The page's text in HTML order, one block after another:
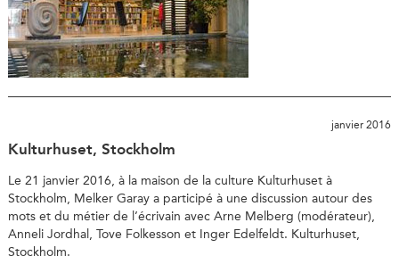
janvier 2016
Kulturhuset, Stockholm
Le 21 janvier 2016, à la maison de la culture Kulturhuset à
Stockholm, Melker Garay a participé à une discussion autour des
mots et du métier de l’écrivain avec Arne Melberg (modérateur),
Anneli Jordhal, Tove Folkesson et Inger Edelfeldt. Kulturhuset,
Stockholm.